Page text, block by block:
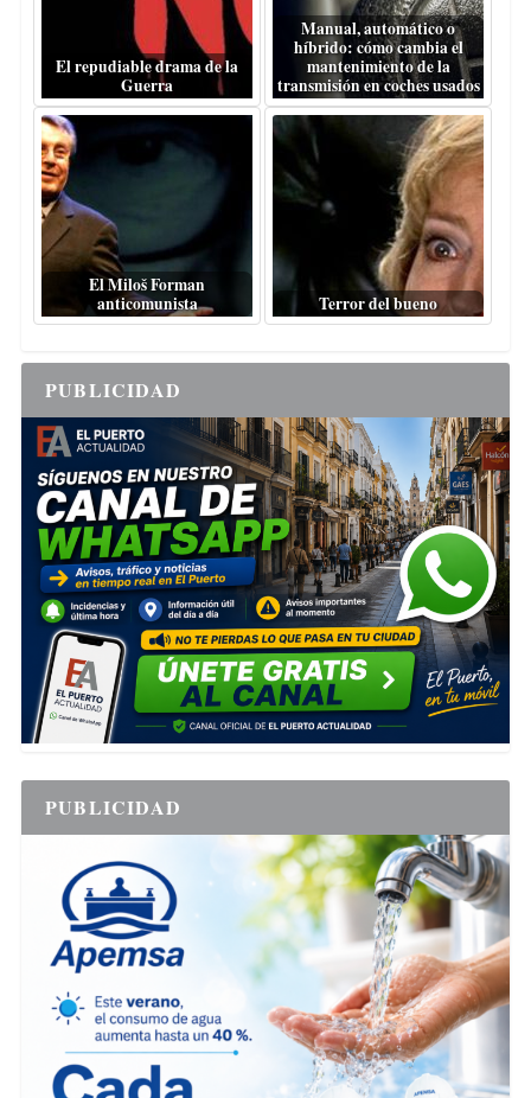
El repudiable drama de la
Guerra
Manual, automático o
híbrido: cómo cambia el
mantenimiento de la
transmisión en coches usados
El Miloš Forman
anticomunista
Terror del bueno
PUBLICIDAD
PUBLICIDAD